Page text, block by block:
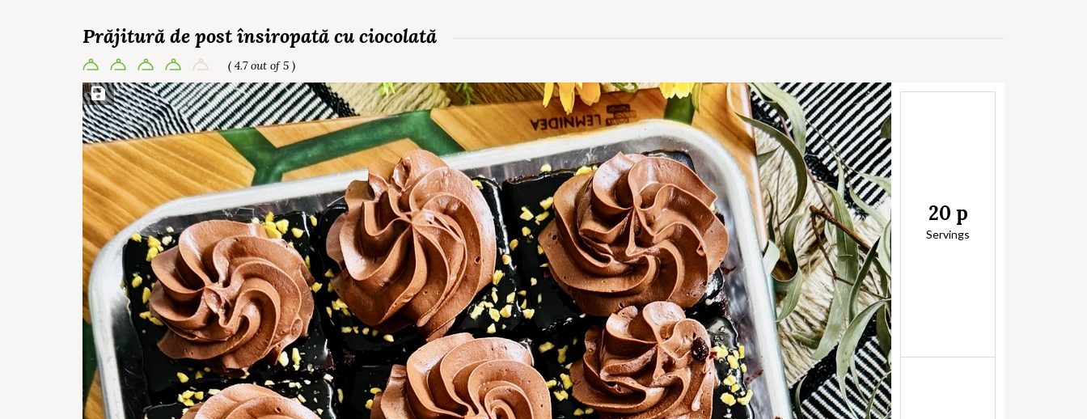
Prăjitură de post însiropată cu ciocolată
( 4.7 out of 5 )
Save Recipe
20 p
Servings